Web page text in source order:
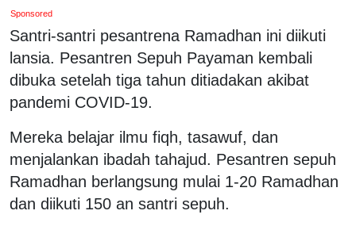
Sponsored
Santri-santri pesantrena Ramadhan ini diikuti
lansia. Pesantren Sepuh Payaman kembali
dibuka setelah tiga tahun ditiadakan akibat
pandemi COVID-19.
Mereka belajar ilmu fiqh, tasawuf, dan
menjalankan ibadah tahajud. Pesantren sepuh
Ramadhan berlangsung mulai 1-20 Ramadhan
dan diikuti 150 an santri sepuh.